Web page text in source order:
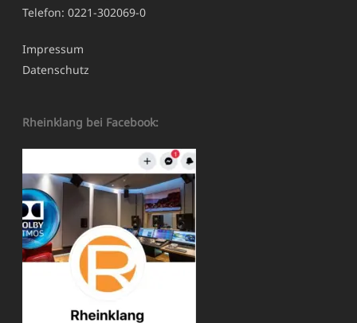
Telefon: 0221-302069-0
Impressum
Datenschutz
Rheinklang bei Facebook: